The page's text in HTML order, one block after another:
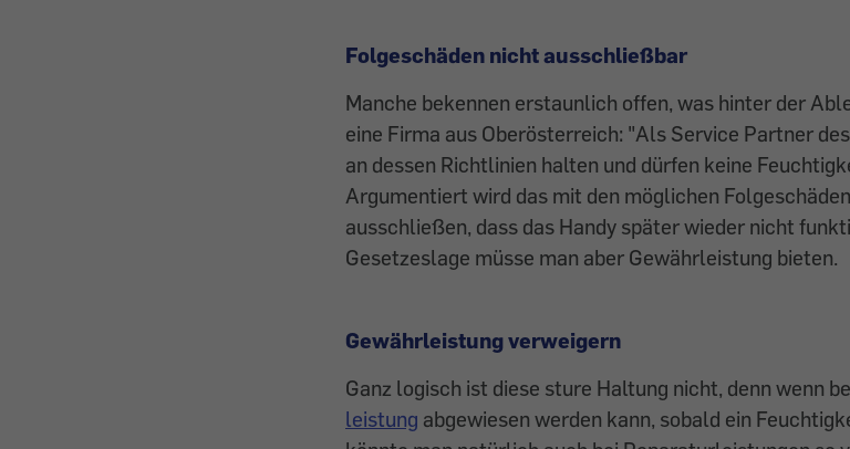
Folgeschäden nicht ausschließbar
Manche bekennen erstaunlich offen, was ­hinter der
eine Firma aus Oberösterreich: "Als Service Partner
an dessen Richtlinien halten und dürfen keine
Argumentiert wird das mit den möglichen
ausschließen, dass das ­Handy später wieder nicht
Gesetzeslage müsse man aber ­Gewährleistung bieten.
Gewährleistung verweigern
Ganz logisch ist diese sture Haltung nicht, denn wenn
leistung abgewiesen werden kann, sobald ein